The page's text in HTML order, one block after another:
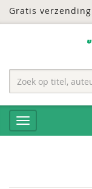
Gratis verzending